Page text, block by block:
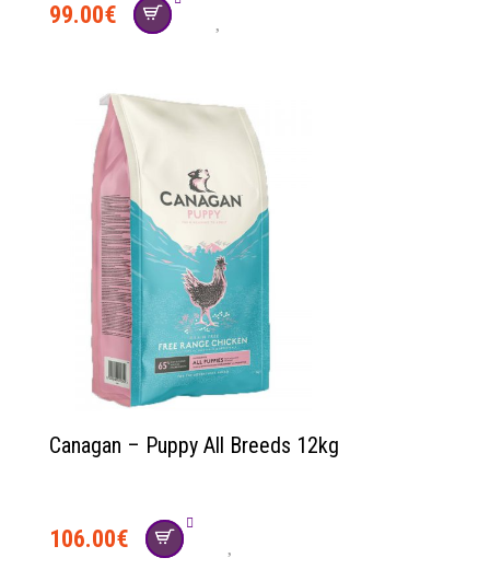
99.00€
Canagan – Puppy All Breeds 12kg
106.00€